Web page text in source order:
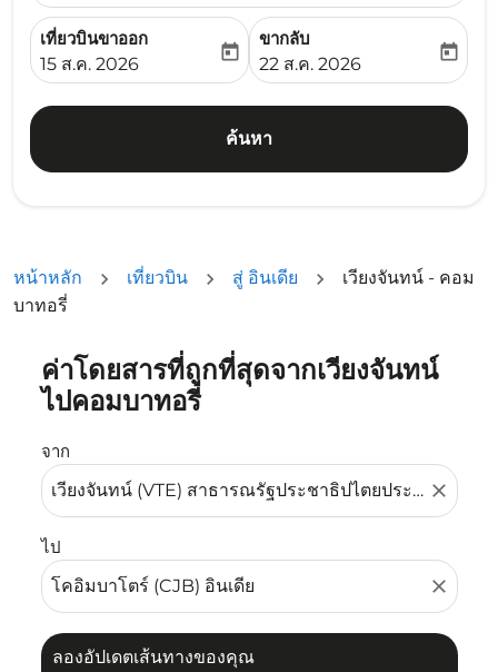
เที่ยวบินขาออก
fc-booking-departure-date-aria-label
15 ส.ค. 2026
today
ขากลับ
fc-booking-return-date-
22 ส.ค. 2026
today
ค้นหา
หน้าหลัก เที่ยวบิน สู่ อินเดีย
เวียงจันทน์ - คอม
บาทอรี่
ค่าโดยสารที่ถูกที่สุดจากเวียงจันทน์
ไปคอมบาทอรี่
จาก
close
ไป
close
ลองอัปเดตเส้นทางของคุณ
ลองอัปเดตเส้นทางของคุณ (ต้นทางและ/หรือปลายทาง) หรื